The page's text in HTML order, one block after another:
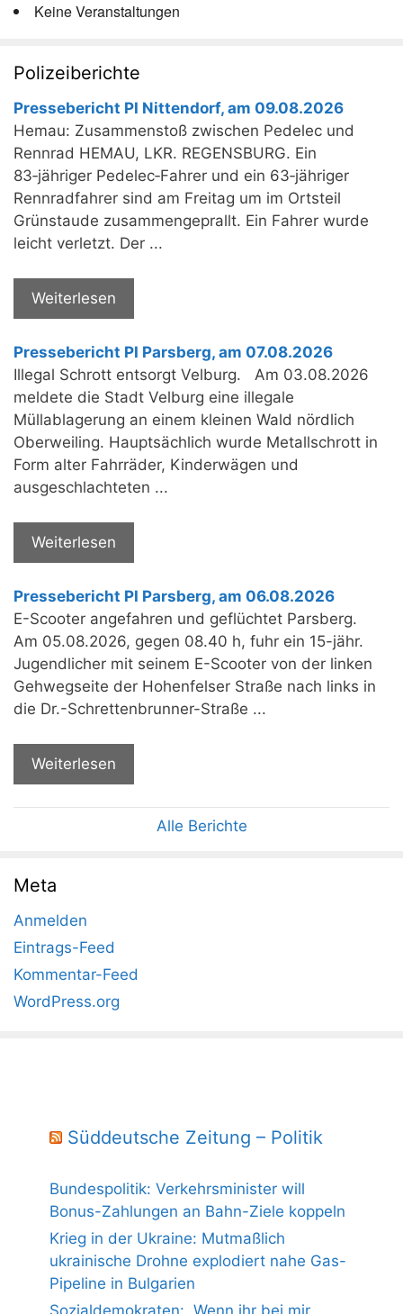
Keine Veranstaltungen
Polizeiberichte
Pressebericht PI Nittendorf, am 09.08.2026
Hemau: Zusammenstoß zwischen Pedelec und
Rennrad HEMAU, LKR. REGENSBURG. Ein
83‑jähriger Pedelec‑Fahrer und ein 63‑jähriger
Rennradfahrer sind am Freitag um im Ortsteil
Grünstaude zusammengeprallt. Ein Fahrer wurde
leicht verletzt. Der ...
Weiterlesen
Pressebericht PI Parsberg, am 07.08.2026
Illegal Schrott entsorgt Velburg. Am 03.08.2026
meldete die Stadt Velburg eine illegale
Müllablagerung an einem kleinen Wald nördlich
Oberweiling. Hauptsächlich wurde Metallschrott in
Form alter Fahrräder, Kinderwägen und
ausgeschlachteten ...
Weiterlesen
Pressebericht PI Parsberg, am 06.08.2026
E-Scooter angefahren und geflüchtet Parsberg.
Am 05.08.2026, gegen 08.40 h, fuhr ein 15-jähr.
Jugendlicher mit seinem E-Scooter von der linken
Gehwegseite der Hohenfelser Straße nach links in
die Dr.-Schrettenbrunner-Straße ...
Weiterlesen
Alle Berichte
Meta
Anmelden
Eintrags-Feed
Kommentar-Feed
WordPress.org
Süddeutsche Zeitung – Politik
Bundespolitik: Verkehrsminister will
Bonus-Zahlungen an Bahn-Ziele koppeln
Krieg in der Ukraine: Mutmaßlich
ukrainische Drohne explodiert nahe Gas-
Pipeline in Bulgarien